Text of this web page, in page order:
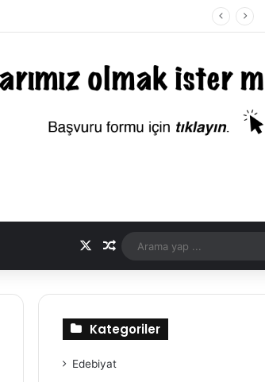
Rastgele Makale
Kategoriler
Edebiyat